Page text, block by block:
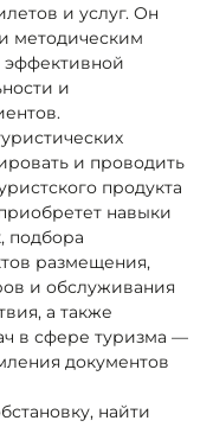
и услуг. Он
методическим
и
и проводить
продукта
навыки
подбора
размещения,
и обслуживания
а также
в сфере туризма —
документов
найти